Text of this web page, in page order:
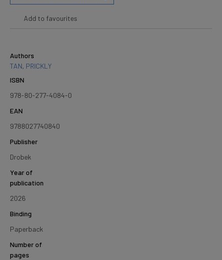
Add to favourites
Authors
TAN, PRICKLY
ISBN
978-80-277-4084-0
EAN
9788027740840
Publisher
Drobek
Year of
publication
2026
Binding
Paperback
Number of
pages